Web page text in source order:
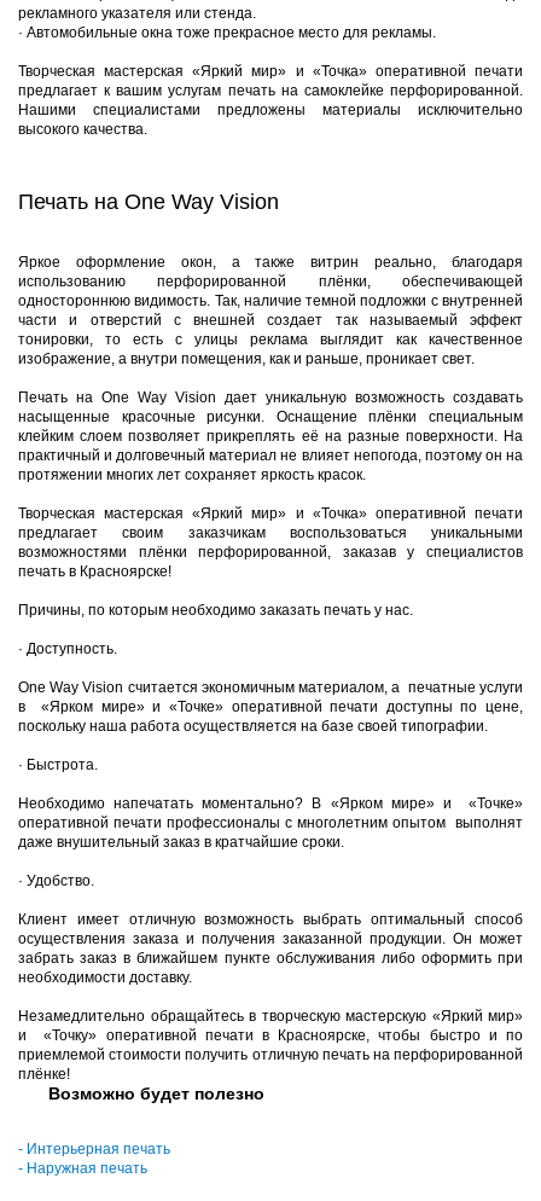
рекламного указателя или стенда.
· Автомобильные окна тоже прекрасное место для рекламы.
Творческая мастерская «Яркий мир» и «Точка» оперативной печати
предлагает к вашим услугам печать на самоклейке перфорированной.
Нашими специалистами предложены материалы исключительно
высокого качества.
Печать на One Way Vision
Яркое оформление окон, а также витрин реально, благодаря
использованию перфорированной плёнки, обеспечивающей
одностороннюю видимость. Так, наличие темной подложки с внутренней
части и отверстий с внешней создает так называемый эффект
тонировки, то есть с улицы реклама выглядит как качественное
изображение, а внутри помещения, как и раньше, проникает свет.
Печать на One Way Vision дает уникальную возможность создавать
насыщенные красочные рисунки. Оснащение плёнки специальным
клейким слоем позволяет прикреплять её на разные поверхности. На
практичный и долговечный материал не влияет непогода, поэтому он на
протяжении многих лет сохраняет яркость красок.
Творческая мастерская «Яркий мир» и «Точка» оперативной печати
предлагает своим заказчикам воспользоваться уникальными
возможностями плёнки перфорированной, заказав у специалистов
печать в Красноярске!
Причины, по которым необходимо заказать печать у нас.
· Доступность.
One Way Vision считается экономичным материалом, а печатные услуги
в «Ярком мире» и «Точке» оперативной печати доступны по цене,
поскольку наша работа осуществляется на базе своей типографии.
· Быстрота.
Необходимо напечатать моментально? В «Ярком мире» и «Точке»
оперативной печати профессионалы с многолетним опытом выполнят
даже внушительный заказ в кратчайшие сроки.
· Удобство.
Клиент имеет отличную возможность выбрать оптимальный способ
осуществления заказа и получения заказанной продукции. Он может
забрать заказ в ближайшем пункте обслуживания либо оформить при
необходимости доставку.
Незамедлительно обращайтесь в творческую мастерскую «Яркий мир»
и «Точку» оперативной печати в Красноярске, чтобы быстро и по
приемлемой стоимости получить отличную печать на перфорированной
плёнке!
Возможно будет полезно
- Интерьерная печать
- Наружная печать